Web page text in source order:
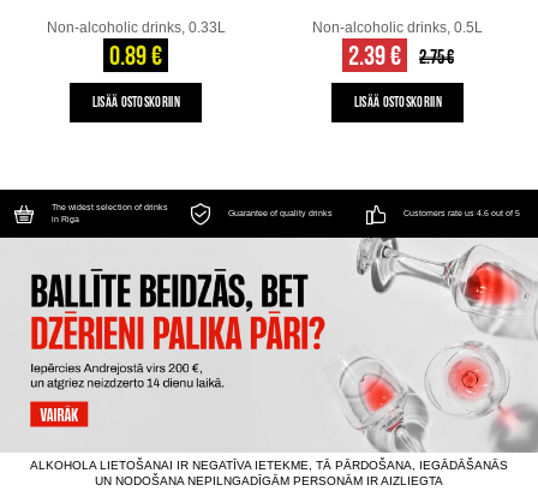
Non-alcoholic drinks, 0.33L
0.89 €
LISÄÄ OSTOSKORIIN
Non-alcoholic drinks, 0.5L
2.39 € 2.75 €
LISÄÄ OSTOSKORIIN
The widest selection of drinks
in Riga
Guarantee of quality drinks Customers rate us 4.6 out of 5
ALKOHOLA LIETOŠANAI IR NEGATĪVA IETEKME, TĀ PĀRDOŠANA, IEGĀDĀŠANĀS
UN NODOŠANA NEPILNGADĪGĀM PERSONĀM IR AIZLIEGTA